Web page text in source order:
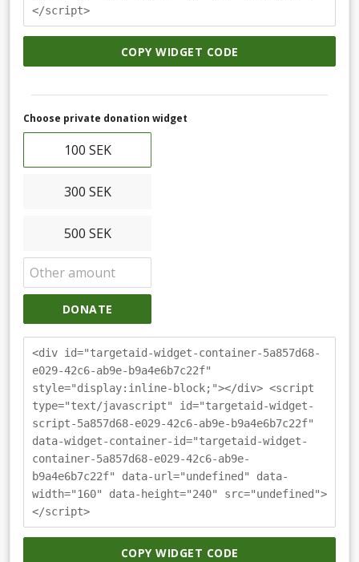
</script>
COPY WIDGET CODE
Choose private donation widget
100 SEK
300 SEK
500 SEK
DONATE
<div id="targetaid-widget-container-5a857d68-
e029-42c6-ab9e-b9a4e6b7c22f"
style="display:inline-block;"></div> <script
type="text/javascript" id="targetaid-widget-
script-5a857d68-e029-42c6-ab9e-b9a4e6b7c22f"
data-widget-container-id="targetaid-widget-
container-5a857d68-e029-42c6-ab9e-
b9a4e6b7c22f" data-url="undefined" data-
width="160" data-height="240" src="undefined">
</script>
COPY WIDGET CODE